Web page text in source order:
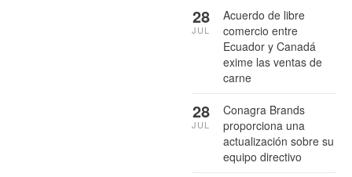
Acuerdo de libre
comercio entre
Ecuador y Canadá
exime las ventas de
carne
28
JUL
Conagra Brands
proporciona una
actualización sobre su
equipo directivo
28
JUL